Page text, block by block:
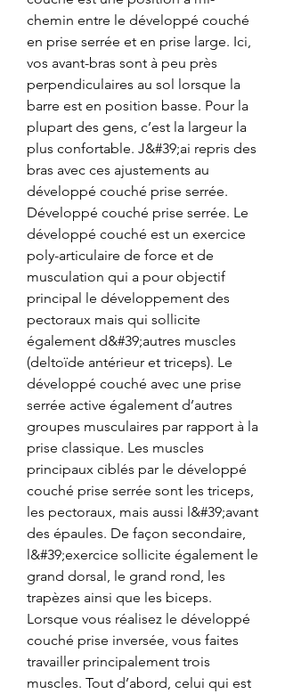
chemin entre le développé couché
en prise serrée et en prise large. Ici,
vos avant-bras sont à peu près
perpendiculaires au sol lorsque la
barre est en position basse. Pour la
plupart des gens, c’est la largeur la
plus confortable. J&#39;ai repris des
bras avec ces ajustements au
développé couché prise serrée.
Développé couché prise serrée. Le
développé couché est un exercice
poly-articulaire de force et de
musculation qui a pour objectif
principal le développement des
pectoraux mais qui sollicite
également d&#39;autres muscles
(deltoïde antérieur et triceps). Le
développé couché avec une prise
serrée active également d’autres
groupes musculaires par rapport à la
prise classique. Les muscles
principaux ciblés par le développé
couché prise serrée sont les triceps,
les pectoraux, mais aussi l&#39;avant
des épaules. De façon secondaire,
l&#39;exercice sollicite également le
grand dorsal, le grand rond, les
trapèzes ainsi que les biceps.
Lorsque vous réalisez le développé
couché prise inversée, vous faites
travailler principalement trois
muscles. Tout d’abord, celui qui est